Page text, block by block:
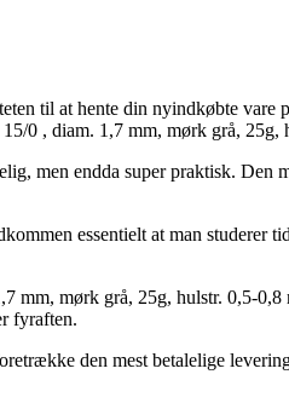
til at hente din nyindkøbte vare
0 , diam. 1,7 mm, mørk grå, 25g,
men endda super praktisk. Den
essentielt at man studerer
mm, mørk grå, 25g, hulstr. 0,5-0,8
fyraften.
den mest betalelige